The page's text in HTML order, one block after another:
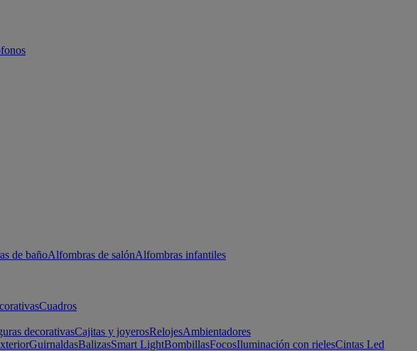
de bañoAlfombras de salónAlfombras infantiles
Cuadros
decorativasCajitas y joyerosRelojesAmbientadores
GuirnaldasBalizasSmart LightBombillasFocosIluminación con rielesCintas Led